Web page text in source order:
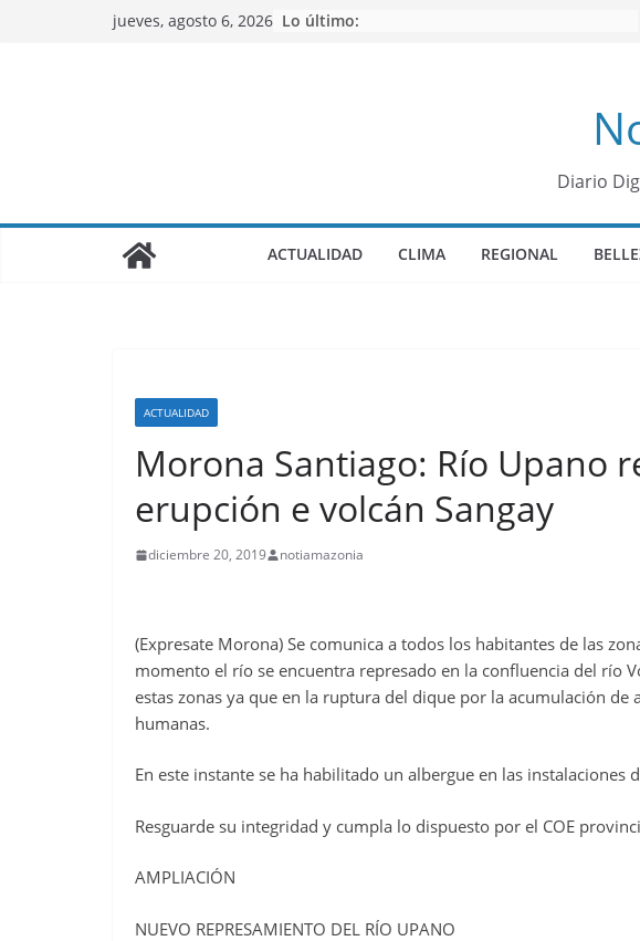
jueves, agosto 6, 2026 Lo último:
Diario
ACTUALIDAD CLIMA REGIONAL
ACTUALIDAD
Morona Santiago: Río Upano
erupción e volcán Sangay
diciembre 20, 2019 notiamazonia
(Expresate Morona) Se comunica a todos los habitantes de las
momento el río se encuentra represado en la confluencia del río
estas zonas ya que en la ruptura del dique por la acumulación de
humanas.
En este instante se ha habilitado un albergue en las instalaciones
Resguarde su integridad y cumpla lo dispuesto por el COE
AMPLIACIÓN
NUEVO REPRESAMIENTO DEL RÍO UPANO